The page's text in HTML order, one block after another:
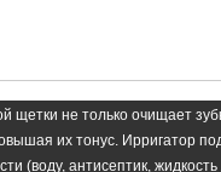
щетки не только очищает
их тонус. Ирригатор
(воду, антисептик,